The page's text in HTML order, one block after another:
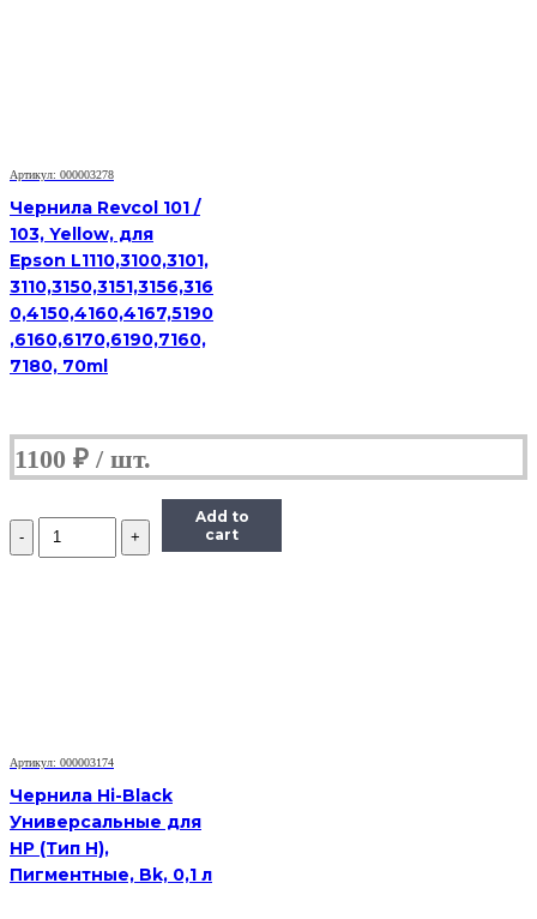
Артикул: 000003278
Чернила Revcol 101 /
103, Yellow, для
Epson L1110,3100,3101,
3110,3150,3151,3156,316
0,4150,4160,4167,5190
,6160,6170,6190,7160,
7180, 70ml
1100 ₽
Количество
Чернила
Add to
cart
Артикул: 000003174
Чернила Hi-Black
Универсальные для
HP (Тип H),
Пигментные, Bk, 0,1 л